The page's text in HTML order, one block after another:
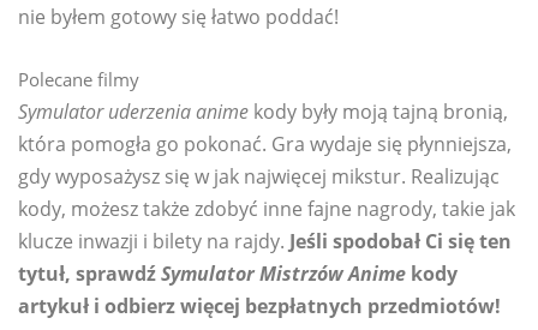
nie byłem gotowy się łatwo poddać!
Polecane filmy
Symulator uderzenia anime kody były moją tajną bronią,
która pomogła go pokonać. Gra wydaje się płynniejsza,
gdy wyposażysz się w jak najwięcej mikstur. Realizując
kody, możesz także zdobyć inne fajne nagrody, takie jak
klucze inwazji i bilety na rajdy. Jeśli spodobał Ci się ten
tytuł, sprawdźSymulator Mistrzów Anime kody
artykuł i odbierz więcej bezpłatnych przedmiotów!